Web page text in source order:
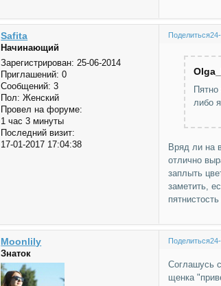
Поделиться
Safita
Начинающий
Зарегистрирован: 25-06-2014
Приглашений: 0
Сообщений: 3
Пол: Женский
Провел на форуме:
1 час 3 минуты
Последний визит:
17-01-2017 17:04:38
либо
Вряд ли на
отлично
заплыть
заметить,
Поделиться
Moonlily
Знаток
Соглашусь
щенка